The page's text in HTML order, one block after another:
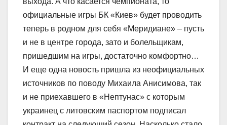
официальные игры БК «Киев» будет проводить
теперь в родном для себя «Меридиане» – пусть
и не в центре города, зато и болельщикам,
пришедшим на игры, достаточно комфортно…
И еще одна новость пришла из неофициальных
источников по поводу Михаила Анисимова, так
и не приехавшего в «Нептунас» с которым
украинец с литовским паспортом подписал